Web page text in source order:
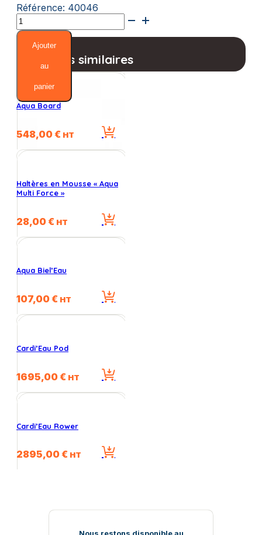
Référence: 40046
quantité
de
Cardi'Eau
Planche
Abdominale
Ajouter
au
panier
Produits similaires
Aqua Board
548,00€ HT
Haltères en Mousse « Aqua
Multi Force »
28,00€ HT
Aqua Biel’Eau
107,00€ HT
Cardi’Eau Pod
1695,00€ HT
Cardi’Eau Rower
2895,00€ HT